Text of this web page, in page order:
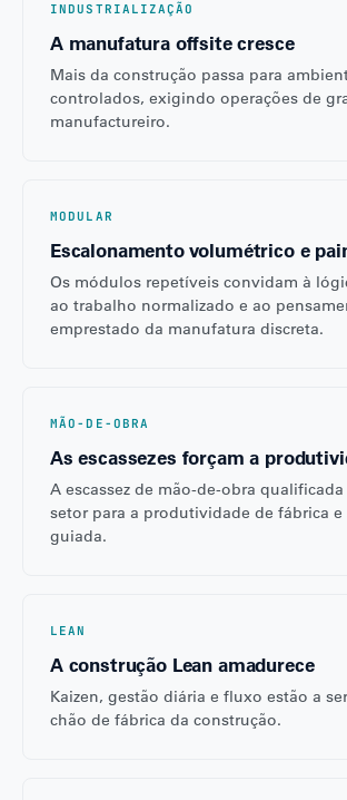
INDUSTRIALIZAÇÃO
A manufatura offsite cresce
Mais da construção passa para
controlados, exigindo operações de
manufactureiro.
MODULAR
Escalonamento volumétrico e
Os módulos repetíveis convidam à
ao trabalho normalizado e ao
emprestado da manufatura discreta.
MÃO-DE-OBRA
As escassezes forçam a
A escassez de mão-de-obra
setor para a produtividade de fábrica e
guiada.
LEAN
A construção Lean amadurece
Kaizen, gestão diária e fluxo estão a
chão de fábrica da construção.